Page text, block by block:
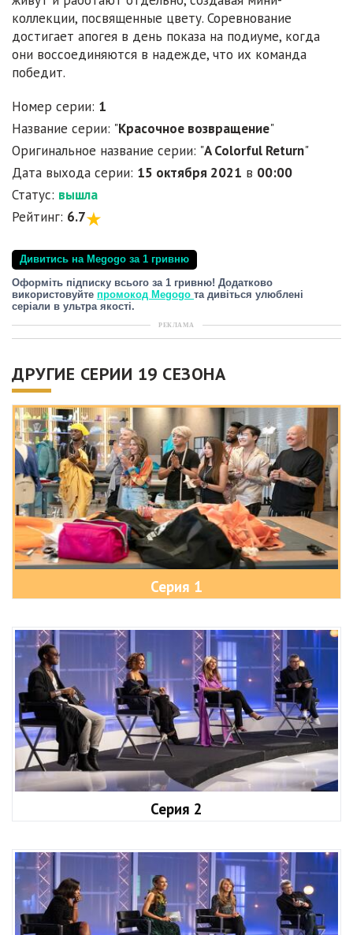
коллекции, посвященные цвету. Соревнование
достигает апогея в день показа на подиуме, когда
они воссоединяются в надежде, что их команда
победит.
Номер серии: 1
Название серии: "Красочное возвращение"
Оригинальное название серии: "A Colorful Return"
Дата выхода серии: 15 октября 2021 в 00:00
Статус: вышла
Рейтинг: 6.7
Дивитись на Megogo за 1 гривню
Оформіть підписку всього за 1 гривню! Додатково
використовуйте промокод Megogo та дивіться улюблені
серіали в ультра якості.
РЕКЛАМА
ДРУГИЕ СЕРИИ 19 СЕЗОНА
Серия 1
Серия 2